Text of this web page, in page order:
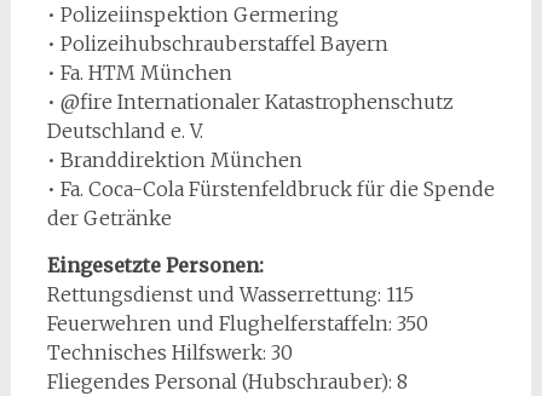
• Polizeiinspektion Germering
• Polizeihubschrauberstaffel Bayern
• Fa. HTM München
• @fire Internationaler Katastrophenschutz
Deutschland e. V.
• Branddirektion München
• Fa. Coca-Cola Fürstenfeldbruck für die Spende
der Getränke
Eingesetzte Personen:
Rettungsdienst und Wasserrettung: 115
Feuerwehren und Flughelferstaffeln: 350
Technisches Hilfswerk: 30
Fliegendes Personal (Hubschrauber): 8